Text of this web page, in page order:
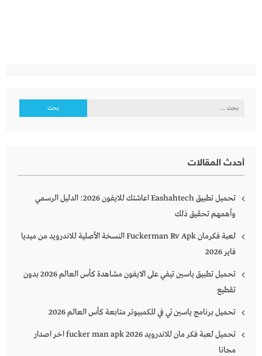
البحث
أحدث المقالات
تحميل تطبيق Eashahtech اعاشتك للايفون 2026: الدليل الرسمي
وأهمهم تحقيق ذلك
لعبة فكرمان Fuckerman Rv Apk النسخة الأصلية للاندرويد من ميديا
فاير 2026
تحميل تطبيق ياسين تيفي على الايفون مشاهدة كأس العالم 2026 بدون
تقطيع
تحميل برنامج ياسين تي في للكمبيوتر متابعة كأس العالم 2026
تحميل لعبة فكر مان للاندرويد 2026 fucker man apk اخر اصدار
مجانا